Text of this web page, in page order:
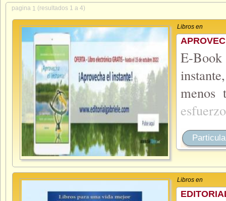
pagina 1 (resultados 1 a 4)
Libros en
E-Book
Libros en